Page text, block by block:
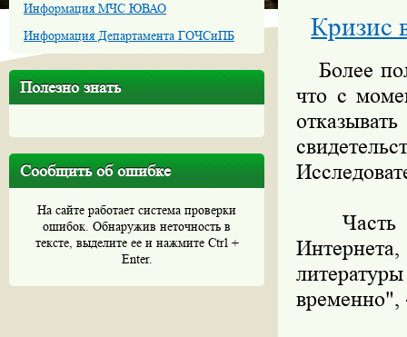
Информация МЧС ЮВАО
Информация Департамента ГОЧСиПБ
Полезно знать
Сообщить об ошибке
На сайте работает система проверки
ошибок. Обнаружив неточность в
тексте, выделите ее и нажмите Ctrl +
Enter.
Кризис
Более
что с
Часть
временно",